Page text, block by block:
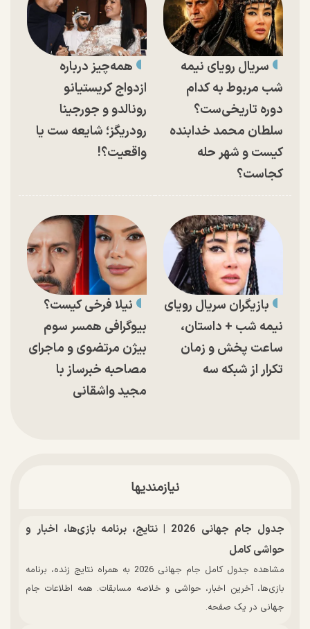
سریال رویای نیمه
شب مربوط به کدام
دوره تاریخی‌ست؟
سلطان محمد خدابنده
کیست و شهر حله
کجاست؟
همه‌چیز درباره
ازدواج کریستیانو
رونالدو و جورجینا
رودریگز؛ شایعه ست یا
واقعیت؟!
بازیگران سریال رویای
نیمه شب + داستان،
ساعت پخش و زمان
تکرار از شبکه سه
نیلا فرخی کیست؟
بیوگرافی همسر سوم
بیژن مرتضوی و ماجرای
مصاحبه خبرساز با
مجید واشقانی
نیازمندیها
جدول جام جهانی 2026 | نتایج، برنامه بازی‌ها، اخبار و
حواشی کامل
مشاهده جدول کامل جام جهانی 2026 به همراه نتایج زنده، برنامه
بازی‌ها، آخرین اخبار، حواشی و خلاصه مسابقات. همه اطلاعات جام
جهانی در یک صفحه.